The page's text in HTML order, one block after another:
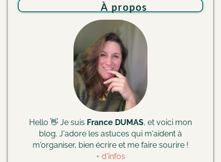
À propos
Hello 👋 Je suis France DUMAS, et voici mon
blog. J'adore les astuces qui m'aident à
m'organiser, bien écrire et me faire sourire !
+ d'infos